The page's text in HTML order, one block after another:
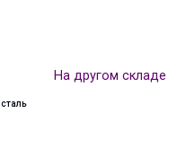
На другом складе